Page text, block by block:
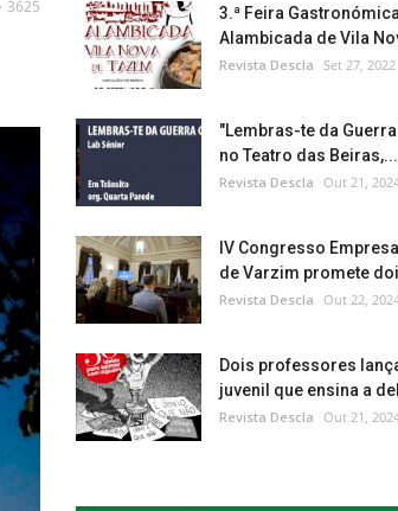
3625
3.ª Feira
Alambicada de Vila
Revista Descla Set 27, 2022
"Lembras-te da
no Teatro das Beiras,...
Revista Descla Out 21,
IV Congresso
de Varzim promete
Revista Descla Out 22,
Dois professores
juvenil que ensina a
Revista Descla Out 21,